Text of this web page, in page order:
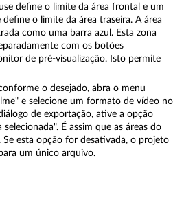
define o limite da área frontal e um
o limite da área traseira. A área
como uma barra azul. Esta zona
com os botões
de pré-visualização. Isto permite
o desejado, abra o menu
e selecione um formato de vídeo no
de exportação, ative a opção
É assim que as áreas do
Se esta opção for desativada, o projeto
um único arquivo.